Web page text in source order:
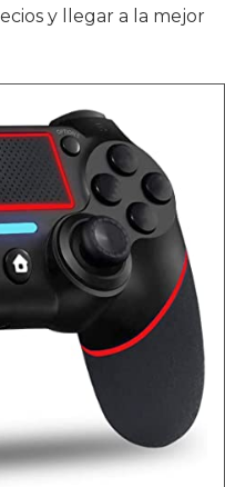
y llegar a la mejor